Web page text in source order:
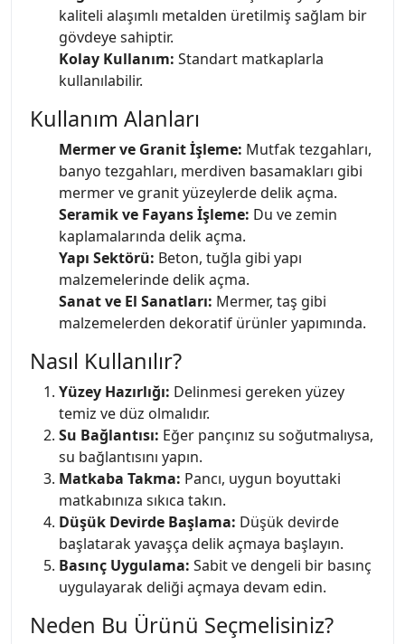
kaliteli alaşımlı metalden üretilmiş sağlam bir
gövdeye sahiptir.
Kolay Kullanım: Standart matkaplarla
kullanılabilir.
Kullanım Alanları
Mermer ve Granit İşleme: Mutfak tezgahları,
banyo tezgahları, merdiven basamakları gibi
mermer ve granit yüzeylerde delik açma.
Seramik ve Fayans İşleme: Du ve zemin
kaplamalarında delik açma.
Yapı Sektörü: Beton, tuğla gibi yapı
malzemelerinde delik açma.
Sanat ve El Sanatları: Mermer, taş gibi
malzemelerden dekoratif ürünler yapımında.
Nasıl Kullanılır?
Yüzey Hazırlığı: Delinmesi gereken yüzey
temiz ve düz olmalıdır.
Su Bağlantısı: Eğer pançınız su soğutmalıysa,
su bağlantısını yapın.
Matkaba Takma: Pancı, uygun boyuttaki
matkabınıza sıkıca takın.
Düşük Devirde Başlama: Düşük devirde
başlatarak yavaşça delik açmaya başlayın.
Basınç Uygulama: Sabit ve dengeli bir basınç
uygulayarak deliği açmaya devam edin.
Neden Bu Ürünü Seçmelisiniz?